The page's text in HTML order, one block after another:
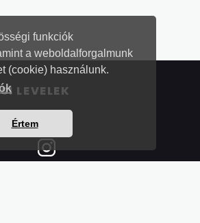
funkciók
a weboldalforgalmunk
(cookie) használunk.
Értem
LEVELEK